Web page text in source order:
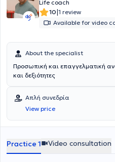
children, overcoming a divorce
seamlessly transitioning across
Life coach
10|1 review
Available for video
About the specialist
Προσωπική και επαγγελματική
και δεξιότητες
Απλή συνεδρία
View price
Practice 1 Video consultation